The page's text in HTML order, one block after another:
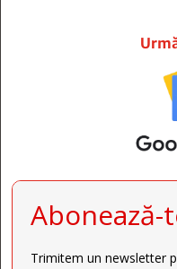
Trimitem un newsletter